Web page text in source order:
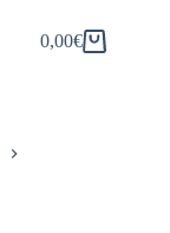
Carrello
0,00€